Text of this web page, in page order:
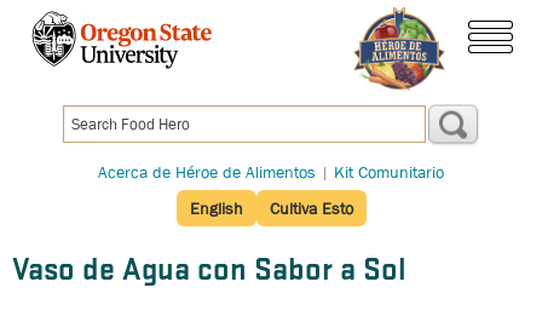
Pasar
principal
Acerca de Héroe de Alimentos | Kit Comunitario
English
Cultiva Esto
Vaso de Agua con Sabor a Sol